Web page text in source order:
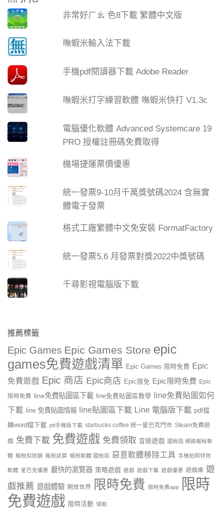
非常好ㄏㄠ 色8下載 繁體中文版
嘸蝦米輸入法下載
手機pdf閱讀器下載 Adobe Reader
嘸蝦米打字練習軟體 嘸蝦米快打 V1.3c
電腦優化軟體 Advanced Systemcare 19
PRO 授權註冊碼免費取得
機場捷運票價優惠
統一發票9-10月千萬獎號碼2024 含無實
體電子發票
格式工廠繁體中文免安裝 FormatFactory
統一發票5.6 月發票對獎2022中獎號碼
千尋影視電腦版下載
推薦標籤
Epic Games Epic Games Store epic
games免費遊戲清單 Epic Games 限時免費 Epic
免費遊戲 Epic 商店 Epic商店 Epic限免 Epic限時免費 Epic
限時免費 line免費貼圖區下載 line免費貼圖區教學
line免費貼圖如何
下載
line 免費貼圖情報 line貼圖區下載 Line 電腦版下載 pdf檔
轉word檔下載 ptt手機版下載 starbucks coffee 統一星巴克門市 Steam免費遊
戲 免費下載 免費遊戲 免費領取 冒險遊戲 國稅局 網路報稅軟
體 報稅扣除額 報稅試算 報稅軟體 國稅局 惡意軟體移除工具 手機拍照特效
軟體 星巴克優惠 最快的瀏覽器 策略遊戲 遊戲 遊戲下載 遊戲優惠 遊戲庫 遊
戲推薦 遊戲體驗 開放世界 限時免費 限時免費app
限時
免費遊戲 限時活動 領取